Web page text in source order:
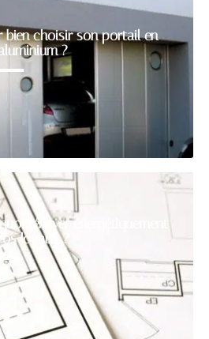
bien choisir son portail en
?
rénover énergétiquement
locaux ?